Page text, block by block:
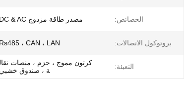
الخصائص: مصدر طاقة مزدوج DC & AC
بروتوكول الاتصالات: Rs485 ، CAN ، LAN
التعبئة:
كرتون مموج ، حزم ، منصات
ة ، صندوق خشبي